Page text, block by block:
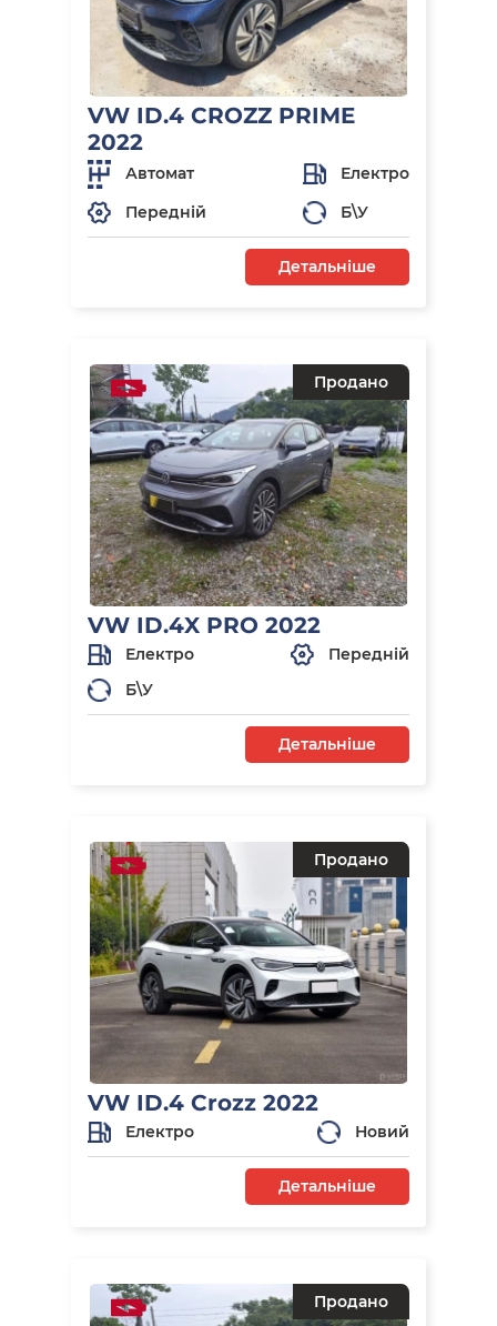
VW ID.4 CROZZ PRIME
2022
Автомат
Електро
Передній
Б\У
Детальніше
Продано
VW ID.4X PRO 2022
Електро
Передній
Б\У
Детальніше
Продано
VW ID.4 Crozz 2022
Електро Новий
Детальніше
Продано